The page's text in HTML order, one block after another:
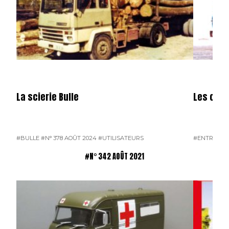
La scierie Bulle
#BULLE #N° 378 AOÛT 2024 #UTILISATEURS
Les
#N° 342 AOÛT 2021